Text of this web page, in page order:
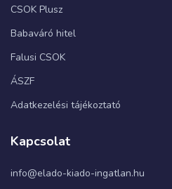
CSOK Plusz
Babaváró hitel
Falusi CSOK
ÁSZF
Adatkezelési tájékoztató
Kapcsolat
info@elado-kiado-ingatlan.hu